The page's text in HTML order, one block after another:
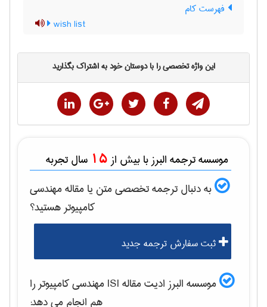
فهرست کام
wish list
این واژه تخصصی را با دوستان خود به اشتراک بگذارید
موسسه ترجمه البرز با بیش از 15 سال تجربه
به دنبال ترجمه تخصصی متن یا مقالهمهندسی
كامپيوترهستید؟
ثبت سفارش ترجمه جدید
موسسه البرز ادیت مقاله ISI مهندسی كامپيوتررا
هم انجام می دهد: